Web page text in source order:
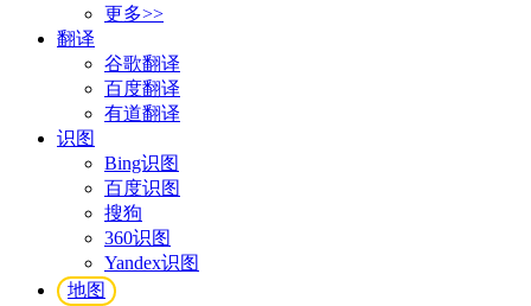
更多>>
翻译
谷歌翻译
百度翻译
有道翻译
识图
Bing识图
百度识图
搜狗
360识图
Yandex识图
地图